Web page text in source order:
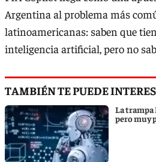
Argentina al problema más
latinoamericanas: saben que
inteligencia artificial, pero no
TAMBIÉN TE PUEDE
La trampa
pero muy